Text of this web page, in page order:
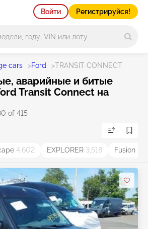
Войти Регистрируйся!
cars >Ford >TRANSIT CONNECT
аварийные и битые
Transit Connect на
of 415
4,602 EXPLORER 3,518 Fusion